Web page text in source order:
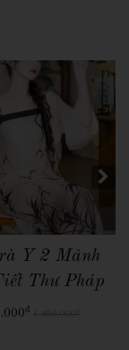
View
Y 2 Mảnh
Thư Pháp
đ